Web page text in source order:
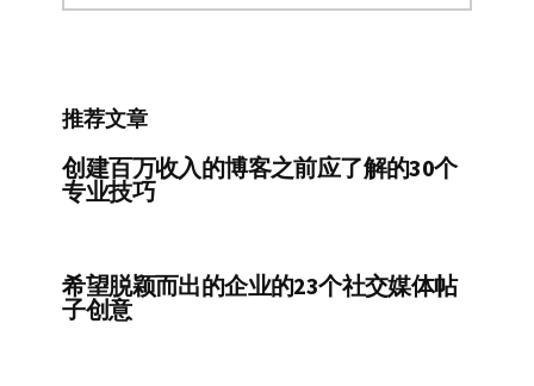
分
推荐文章
创建百万收入的博客之前应了解的30个
专业技巧
希望脱颖而出的企业的23个社交媒体帖
子创意